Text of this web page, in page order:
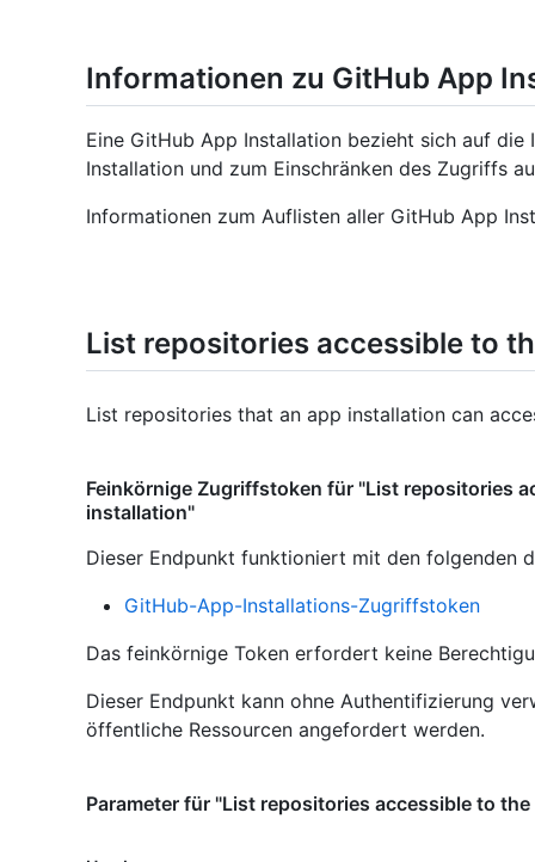
Informationen zu GitHub App
Eine GitHub App Installation bezieht sich auf
Installation und zum Einschränken des Zugriffs
Informationen zum Auflisten aller GitHub App
List repositories accessible to
List repositories that an app installation can
Feinkörnige Zugriffstoken für "List repositories
installation"
Dieser Endpunkt funktioniert mit den folgenden
GitHub-App-Installations-Zugriffstoken
Das feinkörnige Token erfordert keine
Dieser Endpunkt kann ohne Authentifizierung
öffentliche Ressourcen angefordert werden.
Parameter für "List repositories accessible to